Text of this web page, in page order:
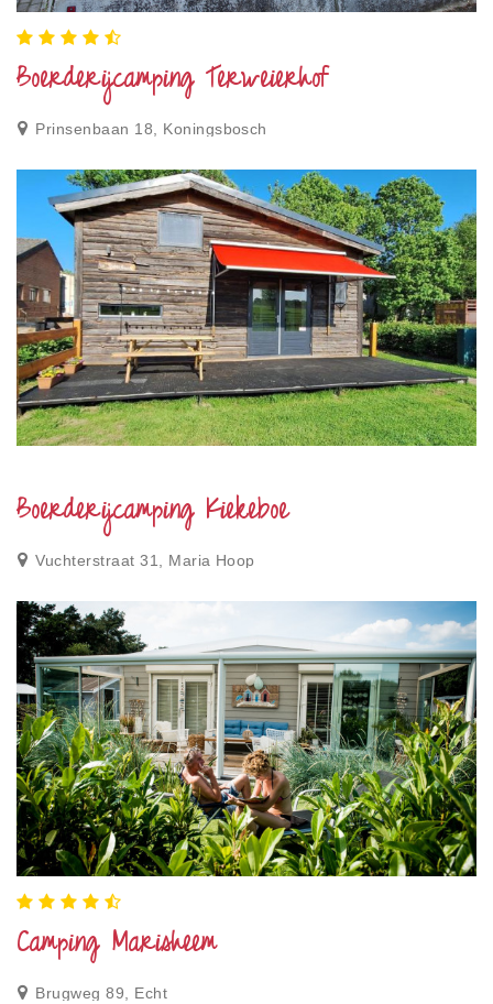
Privacy
Toegankelijkheid
Disclaimer
Inloggen
Boerderijcamping Terweierhof
Prinsenbaan 18, Koningsbosch
Boerderijcamping Kiekeboe
Vuchterstraat 31, Maria Hoop
Camping Marisheem
Brugweg 89, Echt